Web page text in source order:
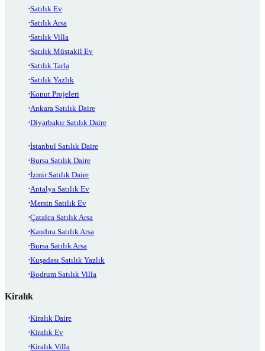
Satılık Ev
Satılık Arsa
Satılık Villa
Satılık Müstakil Ev
Satılık Tarla
Satılık Yazlık
Konut Projeleri
Ankara Satılık Daire
Diyarbakır Satılık Daire
İstanbul Satılık Daire
Bursa Satılık Daire
İzmir Satılık Daire
Antalya Satılık Ev
Mersin Satılık Ev
Çatalca Satılık Arsa
Kandıra Satılık Arsa
Bursa Satılık Arsa
Kuşadası Satılık Yazlık
Bodrum Satılık Villa
Kiralık
Kiralık Daire
Kiralık Ev
Kiralık Villa